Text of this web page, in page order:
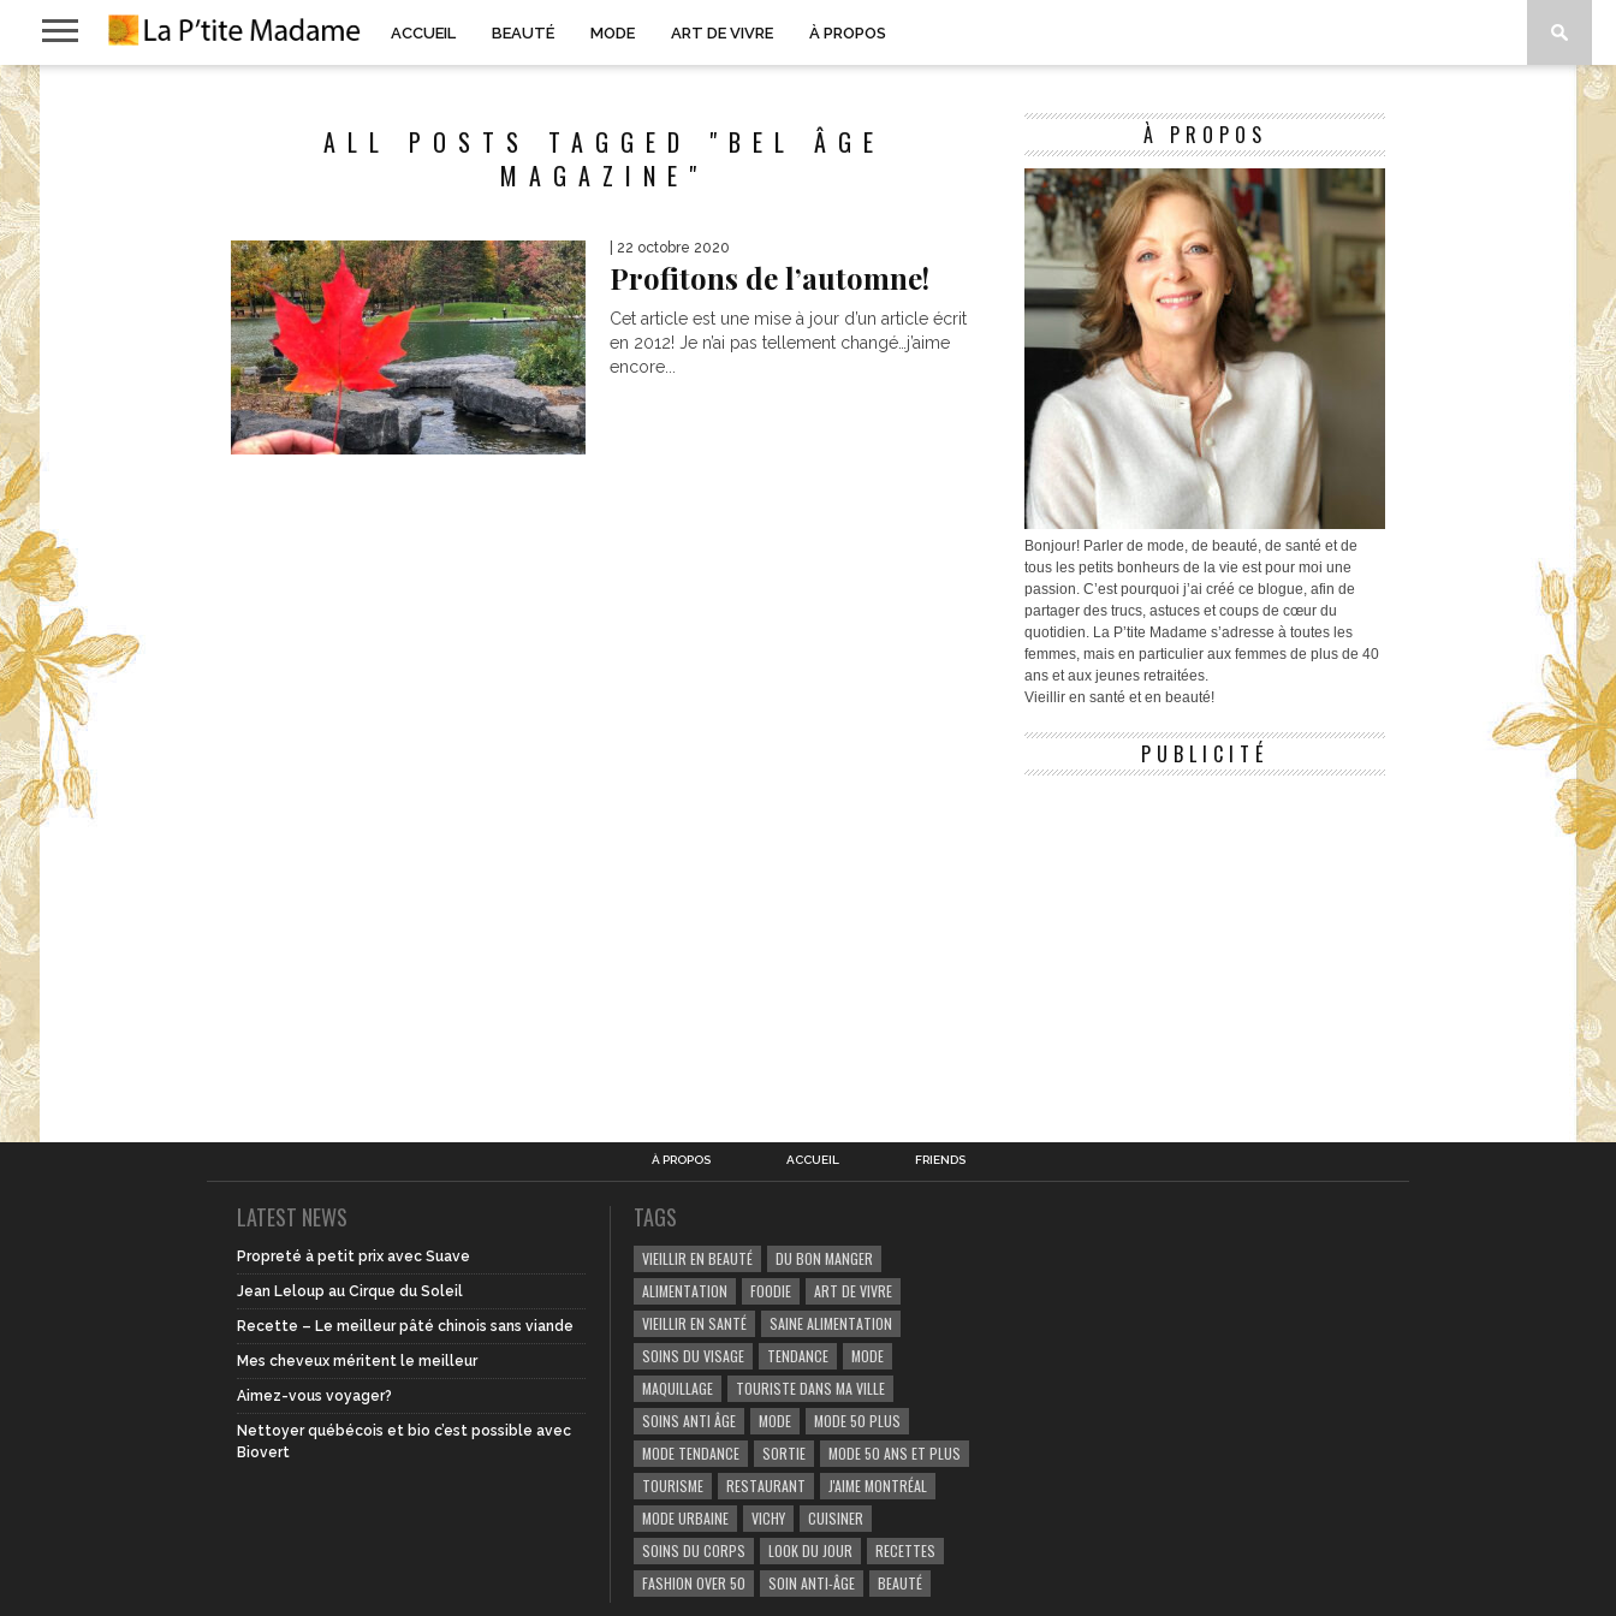
ACCUEIL BEAUTÉ MODE ART DE VIVRE À PROPOS
ALL POSTS TAGGED "BEL ÂGE
MAGAZINE"
| 22 octobre 2020
Profitons de l’automne!
Cet article est une mise à jour d’un article écrit
en 2012! Je n’ai pas tellement changé…j’aime
encore...
À PROPOS
Bonjour! Parler de mode, de beauté, de santé et de
tous les petits bonheurs de la vie est pour moi une
passion. C’est pourquoi j’ai créé ce blogue, afin de
partager des trucs, astuces et coups de cœur du
quotidien. La P’tite Madame s’adresse à toutes les
femmes, mais en particulier aux femmes de plus de 40
ans et aux jeunes retraitées.
Vieillir en santé et en beauté!
PUBLICITÉ
À PROPOS ACCUEIL FRIENDS
LATEST NEWS
Propreté à petit prix avec Suave
Jean Leloup au Cirque du Soleil
Recette – Le meilleur pâté chinois sans viande
Mes cheveux méritent le meilleur
Aimez-vous voyager?
Nettoyer québécois et bio c’est possible avec
Biovert
TAGS
VIEILLIR EN BEAUTÉ
DU BON MANGER
ALIMENTATION
FOODIE
ART DE VIVRE
VIEILLIR EN SANTÉ
SAINE ALIMENTATION
SOINS DU VISAGE
TENDANCE
MODE
MAQUILLAGE
TOURISTE DANS MA VILLE
SOINS ANTI ÂGE
MODE
MODE 50 PLUS
MODE TENDANCE
SORTIE
MODE 50 ANS ET PLUS
TOURISME
RESTAURANT
J'AIME MONTRÉAL
MODE URBAINE
VICHY
CUISINER
SOINS DU CORPS
LOOK DU JOUR
RECETTES
FASHION OVER 50
SOIN ANTI-ÂGE BEAUTÉ